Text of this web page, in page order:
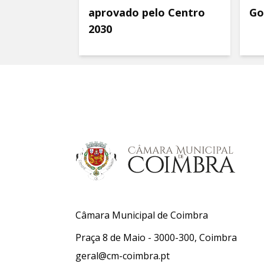
aprovado pelo Centro
2030
Câmara Municipal de Coimbra
Praça 8 de Maio - 3000-300, Coimbra
geral@cm-coimbra.pt